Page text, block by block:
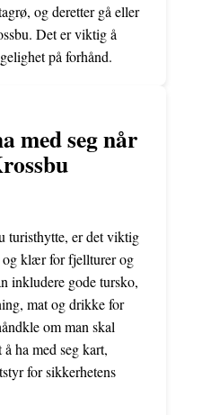
og deretter gå eller
Det er viktig å
på forhånd.
med seg når
turisthytte, er det viktig
og klær for fjellturer og
inkludere gode tursko,
mat og drikke for
om man skal
ha med seg kart,
for sikkerhetens